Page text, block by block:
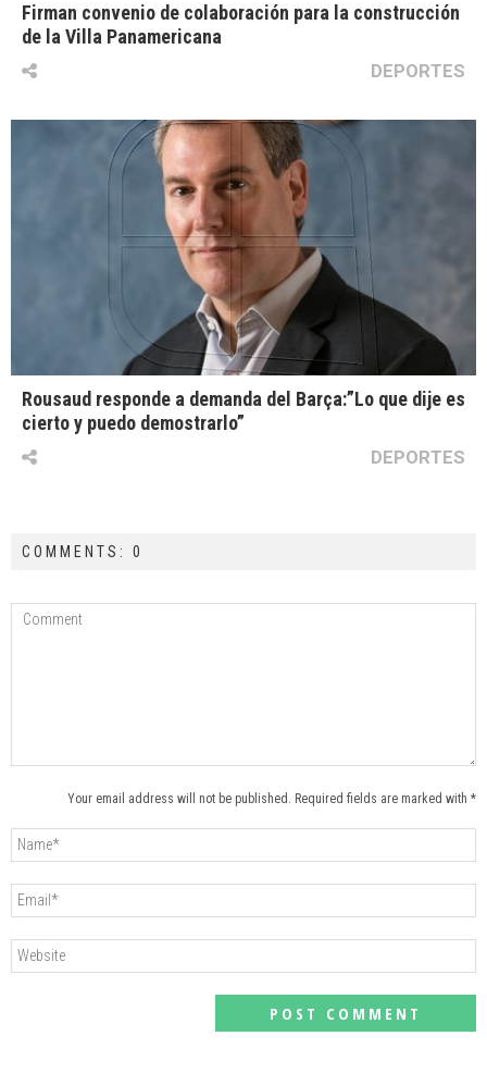
Firman convenio de colaboración para la construcción
de la Villa Panamericana
DEPORTES
Rousaud responde a demanda del Barça:”Lo que dije es
cierto y puedo demostrarlo”
DEPORTES
COMMENTS: 0
Your email address will not be published. Required fields are marked with *